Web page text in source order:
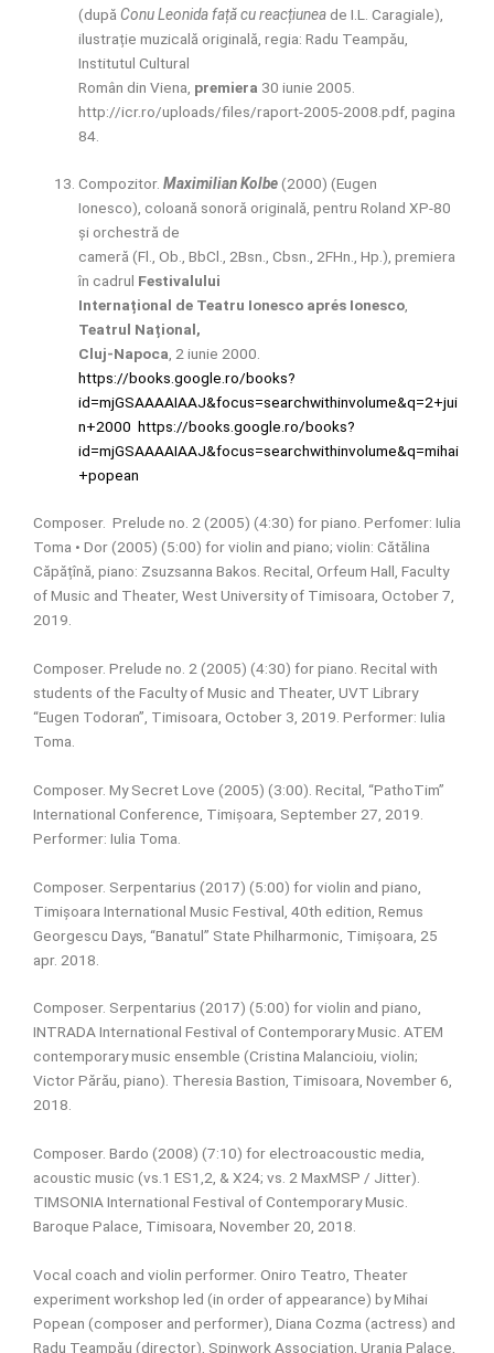
(după Conu Leonida față cu reacțiuneade I.L. Caragiale),
ilustrație muzicală originală, regia: Radu Teampău,
Institutul Cultural
Român din Viena, premiera 30 iunie 2005.
http://icr.ro/uploads/files/raport-2005-2008.pdf, pagina
84.
Compozitor.Maximilian Kolbe(2000) (Eugen
Ionesco), coloană sonoră originală, pentru Roland XP-80
și orchestră de
cameră (Fl., Ob., BbCl., 2Bsn., Cbsn., 2FHn., Hp.), premiera
în cadrul Festivalului
Internațional de Teatru Ionesco aprés Ionesco,
Teatrul Național,
Cluj-Napoca, 2 iunie 2000.
https://books.google.ro/books?
id=mjGSAAAAIAAJ&focus=searchwithinvolume&q=2+jui
n+2000 https://books.google.ro/books?
id=mjGSAAAAIAAJ&focus=searchwithinvolume&q=mihai
+popean
Composer. Prelude no. 2 (2005) (4:30) for piano. Perfomer: Iulia
Toma • Dor (2005) (5:00) for violin and piano; violin: Cătălina
Căpățînă, piano: Zsuzsanna Bakos. Recital, Orfeum Hall, Faculty
of Music and Theater, West University of Timisoara, October 7,
2019.
Composer. Prelude no. 2 (2005) (4:30) for piano. Recital with
students of the Faculty of Music and Theater, UVT Library
“Eugen Todoran”, Timisoara, October 3, 2019. Performer: Iulia
Toma.
Composer. My Secret Love (2005) (3:00). Recital, “PathoTim”
International Conference, Timișoara, September 27, 2019.
Performer: Iulia Toma.
Composer. Serpentarius (2017) (5:00) for violin and piano,
Timișoara International Music Festival, 40th edition, Remus
Georgescu Days, “Banatul” State Philharmonic, Timișoara, 25
apr. 2018.
Composer. Serpentarius (2017) (5:00) for violin and piano,
INTRADA International Festival of Contemporary Music. ATEM
contemporary music ensemble (Cristina Malancioiu, violin;
Victor Părău, piano). Theresia Bastion, Timisoara, November 6,
2018.
Composer. Bardo (2008) (7:10) for electroacoustic media,
acoustic music (vs.1 ES1,2, & X24; vs. 2 MaxMSP / Jitter).
TIMSONIA International Festival of Contemporary Music.
Baroque Palace, Timisoara, November 20, 2018.
Vocal coach and violin performer. Oniro Teatro, Theater
experiment workshop led (in order of appearance) by Mihai
Popean (composer and performer), Diana Cozma (actress) and
Radu Teampău (director), Spinwork Association, Urania Palace,